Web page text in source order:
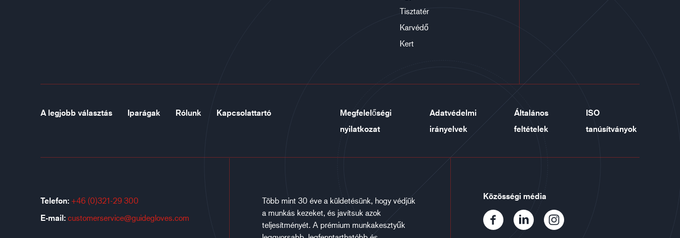
Tisztatér
Karvédő
Kert
A legjobb választás Iparágak Rólunk Kapcsolattartó
Megfelelőségi
nyilatkozat
Adatvédelmi
irányelvek
Általános
feltételek
ISO
tanúsítványok
Telefon: +46 (0)321-29 300
E-mail: customerservice@guidegloves.com
Több mint 30 éve a küldetésünk, hogy védjük
a munkás kezeket, és javítsuk azok
teljesítményét. A prémium munkakesztyűk
Közösségi média